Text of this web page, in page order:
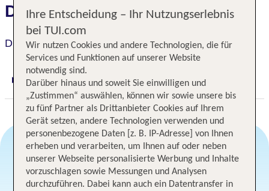
Das erwartet Sie
Disney's Polynesian Village Resort
Digitaler und telefonischer 24/7 TUI Service
Angebotsauswahl
Ihre Entscheidung – Ihr Nutzungserlebnis
bei TUI.com
Wir nutzen Cookies und andere Technologien, die für
Services und Funktionen auf unserer Website
notwendig sind.
Darüber hinaus und soweit Sie einwilligen und
„Zustimmen“ auswählen, können wir sowie unsere bis
zu fünf Partner als Drittanbieter Cookies auf Ihrem
Gerät setzen, andere Technologien verwenden und
personenbezogene Daten [z. B. IP-Adresse] von Ihnen
erheben und verarbeiten, um Ihnen auf oder neben
unserer Webseite personalisierte Werbung und Inhalte
vorzuschlagen sowie Messungen und Analysen
durchzuführen. Dabei kann auch ein Datentransfer in